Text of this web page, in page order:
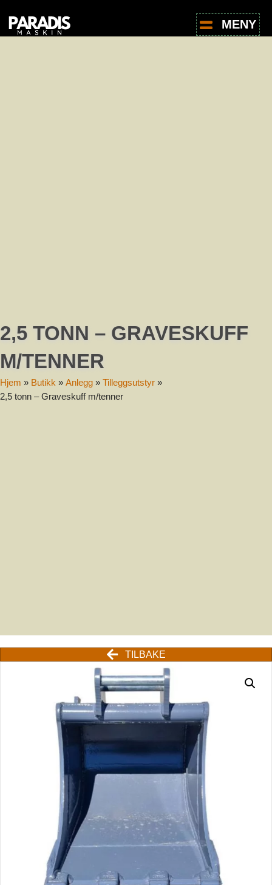
MENY
2,5 TONN – GRAVESKUFF
M/TENNER
Hjem » Butikk » Anlegg » Tilleggsutstyr »
2,5 tonn – Graveskuff m/tenner
TILBAKE
Send